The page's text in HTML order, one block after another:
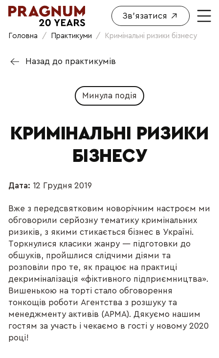
Зв'язатися
Головна / Практикуми / Кримінальні ризики бізнесу
Назад до практикумів
Минула подія
КРИМІНАЛЬНІ РИЗИКИ
БІЗНЕСУ
Дата: 12 Грудня 2019
Вже з передсвятковим новорічним настроєм ми
обговорили серйозну тематику кримінальних
ризиків, з якими стикається бізнес в Україні.
Торкнулися класики жанру — підготовки до
обшуків, пройшлися слідчими діями та
розповіли про те, як працює на практиці
декриміналізація «фіктивного підприємництва».
Вишенькою на торті стало обговорення
тонкощів роботи Агентства з розшуку та
менеджменту активів (АРМА). Дякуємо нашим
гостям за участь і чекаємо в гості у новому 2020
році!